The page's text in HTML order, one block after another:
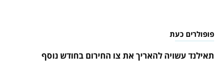
פופולרים כעת
תאילנד עשויה להאריך את צו החירום בחודש נוסף